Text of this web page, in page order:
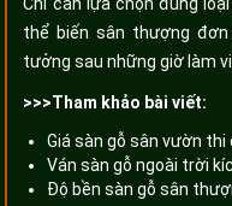
thể biến sân thượng
tưởng sau những giờ làm
>>>Tham khảo bài viết:
Giá sàn gỗ sân vườn
Ván sàn gỗ ngoài trời
Độ bền sàn gỗ sân